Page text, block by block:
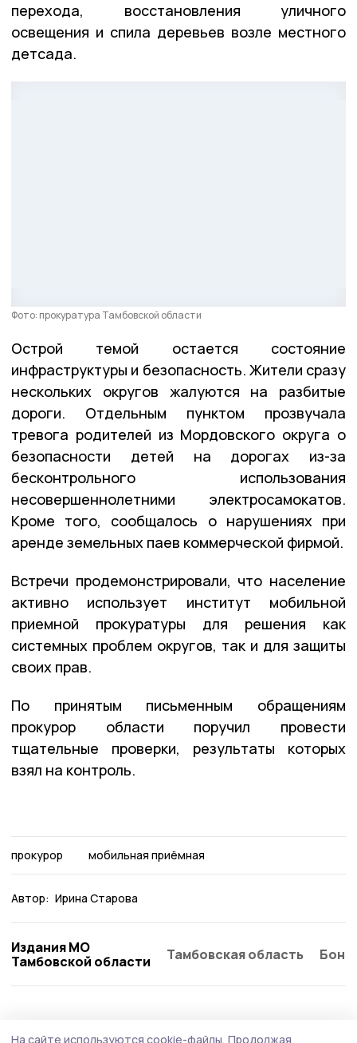
перехода, восстановления уличного
освещения и спила деревьев возле местного
детсада.
Фото: прокуратура Тамбовской области
Острой темой остается состояние
инфраструктуры и безопасность. Жители сразу
нескольких округов жалуются на разбитые
дороги. Отдельным пунктом прозвучала
тревога родителей из Мордовского округа о
безопасности детей на дорогах из-за
бесконтрольного использования
несовершеннолетними электросамокатов.
Кроме того, сообщалось о нарушениях при
аренде земельных паев коммерческой фирмой.
Встречи продемонстрировали, что население
активно использует институт мобильной
приемной прокуратуры для решения как
системных проблем округов, так и для защиты
своих прав.
По принятым письменным обращениям
прокурор области поручил провести
тщательные проверки, результаты которых
взял на контроль.
прокурор мобильная приёмная
Автор: Ирина Старова
Издания МО
Тамбовской области
Тамбовская область
На сайте используются cookie-файлы. Продолжая